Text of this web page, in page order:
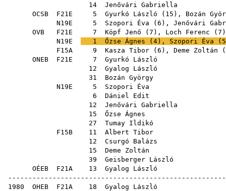
14
Jenővári Gabriella
OCSB F21E 5 Gyurkó László ( 15 ), Bozán
N19E 5 Szopori Éva ( 6 ), Jenővári
OVB F21E 7 Köpf Jenő ( 7 ), Loch Ferenc ( 7
N19E
1 Őzse Ágnes ( 4), Szopori Éva ( 5
F15A 9 Kasza Tibor ( 6 ), Deme Zoltán (
ONEB F21E 7
Gyurkó László
12
Gyalog László
31
Bozán György
N19E 5
Szopori Éva
6
Dániel Edit
12
Jenővári Gabriella
15
Őzse Ágnes
27
Tumay Ildikó
F15B 11
Albert Tibor
12
Csurgó Balázs
15
Deme Zoltán
39
Geisberger László
OÉEB F21A 13
Gyalog László
1980 OHEB F21A 18
Gyalog László